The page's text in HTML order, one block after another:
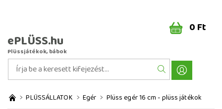
ePLÜSS.hu
Plüssjátékok, bábok
0 Ft
PLÜSSÁLLATOK Egér Plüss egér 16 cm - plüss játékok